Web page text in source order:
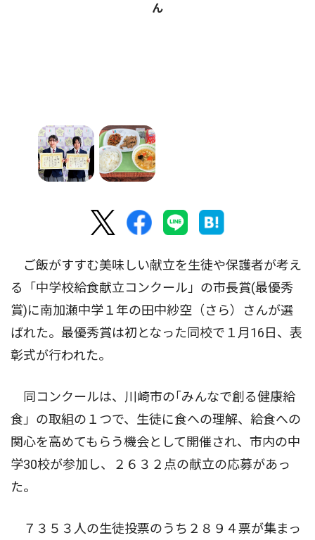
ん
ご飯がすすむ美味しい献立を生徒や保護者が考え
る「中学校給食献立コンクール」の市長賞(最優秀
賞)に南加瀬中学１年の田中紗空（さら）さんが選
ばれた。最優秀賞は初となった同校で１月16日、表
彰式が行われた。
同コンクールは、川崎市の｢みんなで創る健康給
食」の取組の１つで、生徒に食への理解、給食への
関心を高めてもらう機会として開催され、市内の中
学30校が参加し、２６３２点の献立の応募があっ
た。
７３５３人の生徒投票のうち２８９４票が集まっ